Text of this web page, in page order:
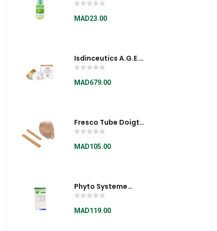
Ricin 50ML
MAD23.00
Isdinceutics A.G.E.
Reverse Soin Visage
Remodelant DAY
MAD679.00
Fresco Tube Doigt
Orteils Élastique
F00050-03E
MAD105.00
Phyto Systeme
Shamp Sebo-
Correcteur 200ml
MAD119.00